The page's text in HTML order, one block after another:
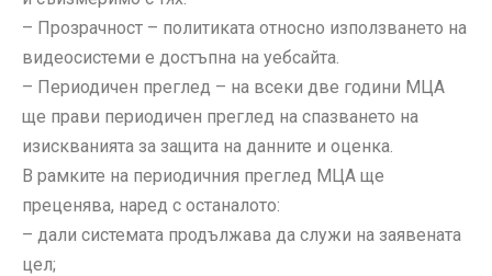
– Прозрачност – политиката относно използването на
видеосистеми е достъпна на уебсайта.
– Периодичен преглед – на всеки две години МЦА
ще прави периодичен преглед на спазването на
изискванията за защита на данните и оценка.
В рамките на периодичния преглед МЦА ще
преценява, наред с останалото:
– дали системата продължава да служи на заявената
цел;